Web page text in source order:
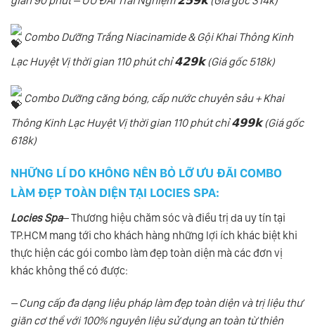
Combo Dưỡng Trắng Niacinamide & Gội Khai Thông Kinh
Lạc Huyệt Vị thời gian 110 phút chỉ 𝟰𝟮𝟵𝗸 (Giá gốc 518k)
Combo Dưỡng căng bóng, cấp nước chuyên sâu + Khai
Thông Kinh Lạc Huyệt Vị thời gian 110 phút chỉ 𝟰𝟵𝟵𝗸 (Giá gốc
618k)
NHỮNG LÍ DO KHÔNG NÊN BỎ LỠ ƯU ĐÃI COMBO
LÀM ĐẸP TOÀN DIỆN TẠI LOCIES SPA:
Locies Spa– Thương hiệu chăm sóc và điều trị da uy tín tại
TP.HCM mang tới cho khách hàng những lợi ích khác biệt khi
thực hiện các gói combo làm đẹp toàn diện mà các đơn vị
khác không thể có được:
– Cung cấp đa dạng liệu pháp làm đẹp toàn diện và trị liệu thư
giãn cơ thể với 100% nguyên liệu sử dụng an toàn từ thiên